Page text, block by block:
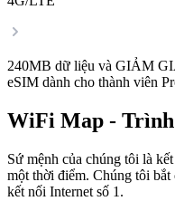
240MB dữ liệu và GIẢM
eSIM dành cho thành viên
WiFi Map -
Sứ mệnh của chúng tôi là
một thời điểm. Chúng tôi bắt
kết nối Internet số 1.